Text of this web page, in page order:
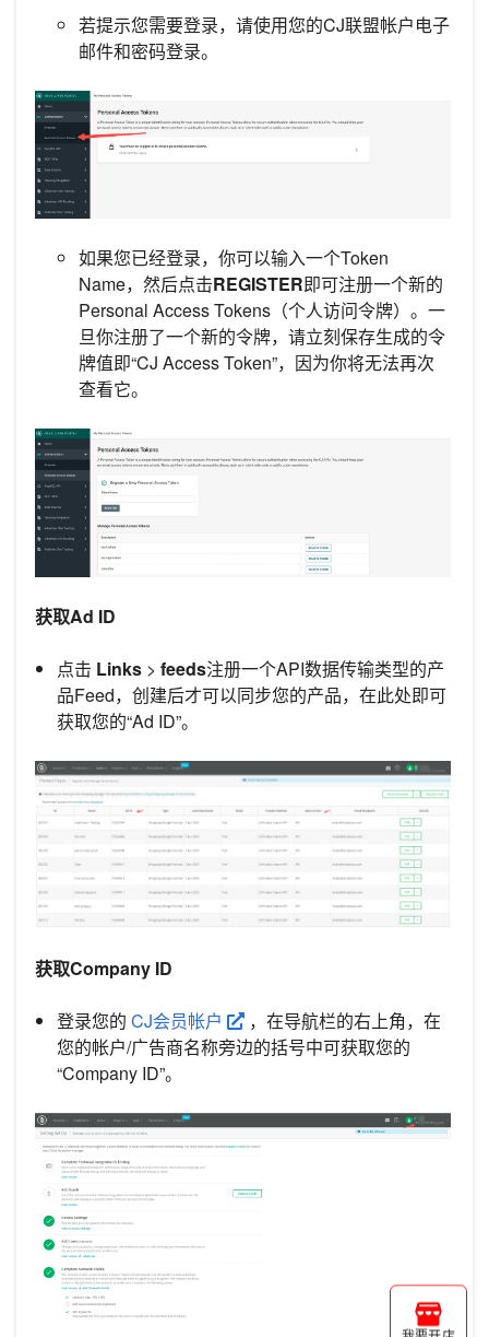
若提示您需要登录，请使用您的CJ联盟帐户电子
邮件和密码登录。
如果您已经登录，你可以输入一个Token
Name，然后点击REGISTER即可注册一个新的
Personal Access Tokens（个人访问令牌）。一
旦你注册了一个新的令牌，请立刻保存生成的令
牌值即“CJ Access Token”，因为你将无法再次
查看它。
获取Ad ID
点击 Links > feeds注册一个API数据传输类型的产
品Feed，创建后才可以同步您的产品，在此处即可
获取您的“Ad ID”。
获取Company ID
登录您的 CJ会员帐户
，在导航栏的右上角，在
您的帐户/广告商名称旁边的括号中可获取您的
“Company ID”。